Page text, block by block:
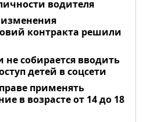
водителя
изменения
контракта решили
собирается вводить
детей в соцсети
применять
в возрасте от 14 до 18